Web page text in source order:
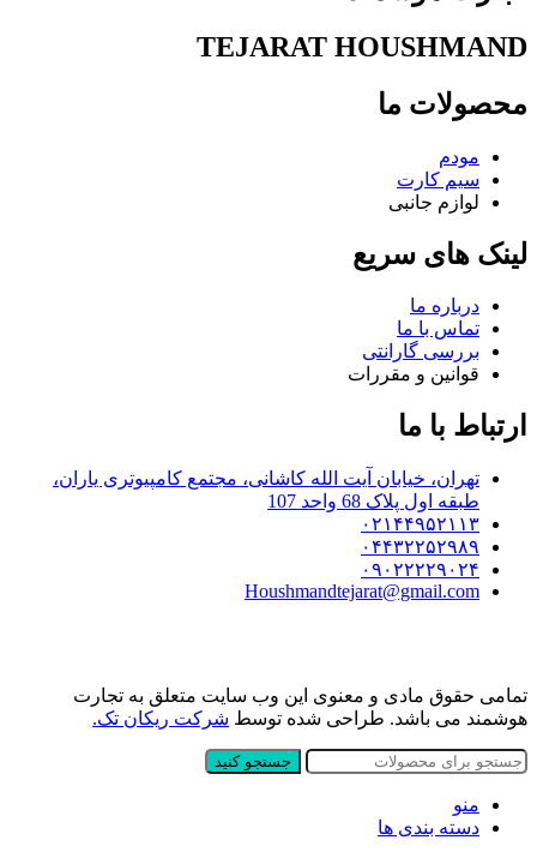
TEJARAT HOUSHMAND
محصولات ما
مودم
سیم کارت
لوازم جانبی
لینک های سریع
درباره ما
تماس با ما
بررسی گارانتی
قوانین و مقررات
ارتباط با ما
تهران، خیابان آیت الله کاشانی، مجتمع کامپیوتری یاران،
طبقه اول پلاک 68 واحد 107
۰۲۱۴۴۹۵۲۱۱۳
۰۴۴۳۲۲۵۲۹۸۹
۰۹۰۲۲۲۲۹۰۲۴
Houshmandtejarat@gmail.com
تمامی حقوق مادی و معنوی این وب سایت متعلق به تجارت
هوشمند می باشد. طراحی شده توسط شرکت ریکان تک.
جستجو کنید
منو
دسته بندی ها